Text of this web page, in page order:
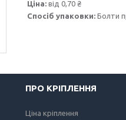
Ціна: від 0,70 ₴
Спосіб упаковки: Болти
ПРО КРІПЛЕННЯ
Ціна кріплення